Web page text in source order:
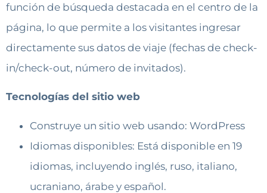
función de búsqueda destacada en el centro de la
página, lo que permite a los visitantes ingresar
directamente sus datos de viaje (fechas de check-
in/check-out, número de invitados).
Tecnologías del sitio web
Construye un sitio web usando: WordPress
Idiomas disponibles: Está disponible en 19
idiomas, incluyendo inglés, ruso, italiano,
ucraniano, árabe y español.